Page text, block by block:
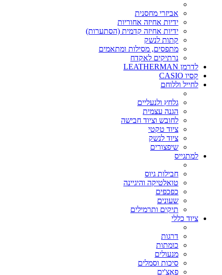
אביזרי מחסנית
ידיות אחיזה אחוריות
ידיות אחיזה קדמית (הסתערות)
קתות לנשק
מתפסים, מסילות ומתאמים
נרתיקים לאקדח
לדרמן LEATHERMAN
קסיו CASIO
לחייל וללוחם
גלחץ ולנעליים
הגנה עצמית
לחובש וציוד חבישה
ציוד טקטי
ציוד לנשק
שיפצורים
למתגייס
חבילות גיוס
טואלטיקה והיגיינה
כפכפים
שעונים
תיקים ותרמילים
ציוד כללי
דרגות
כומתות
מנעולים
סיכות וסמלים
פאצ'ים